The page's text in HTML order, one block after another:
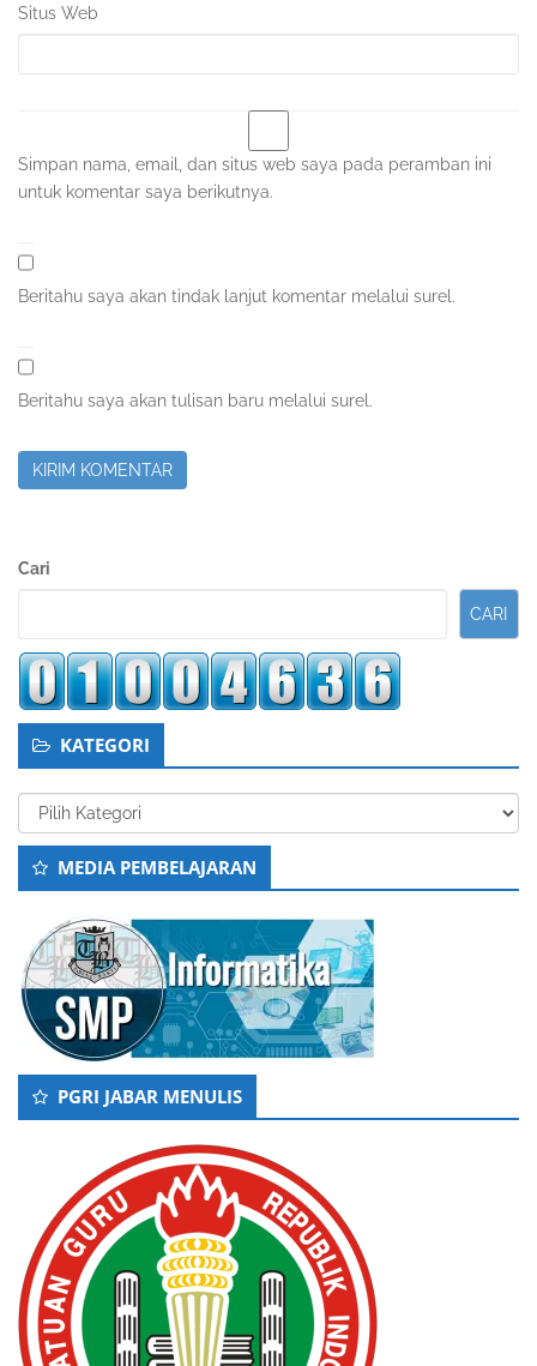
Situs Web
Simpan nama, email, dan situs web saya pada peramban ini
untuk komentar saya berikutnya.
Beritahu saya akan tindak lanjut komentar melalui surel.
Beritahu saya akan tulisan baru melalui surel.
Sidebar
Cari
CARI
KATEGORI
Kategori
MEDIA PEMBELAJARAN
PGRI JABAR MENULIS